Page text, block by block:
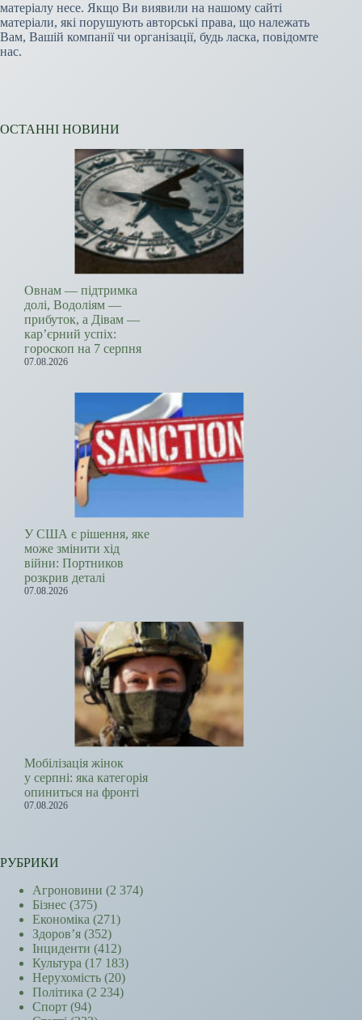
матеріалу несе. Якщо Ви виявили на нашому сайті
матеріали, які порушують авторські права, що належать
Вам, Вашій компанії чи організації, будь ласка, повідомте
нас.
ОСТАННІ НОВИНИ
Овнам — підтримка
долі, Водоліям —
прибуток, а Дівам —
кар’єрний успіх:
гороскоп на 7 серпня
07.08.2026
У США є рішення, яке
може змінити хід
війни: Портников
розкрив деталі
07.08.2026
Мобілізація жінок
у серпні: яка категорія
опиниться на фронті
07.08.2026
РУБРИКИ
Агроновини (2 374)
Бізнес (375)
Економіка (271)
Здоров’я (352)
Інциденти (412)
Культура (17 183)
Нерухомість (20)
Політика (2 234)
Спорт (94)